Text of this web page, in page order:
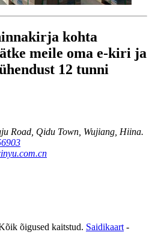
kohta
meile oma e-kiri ja
12 tunni
Road, Qidu Town, Wujiang, Hiina.
õigused kaitstud. Saidikaart -